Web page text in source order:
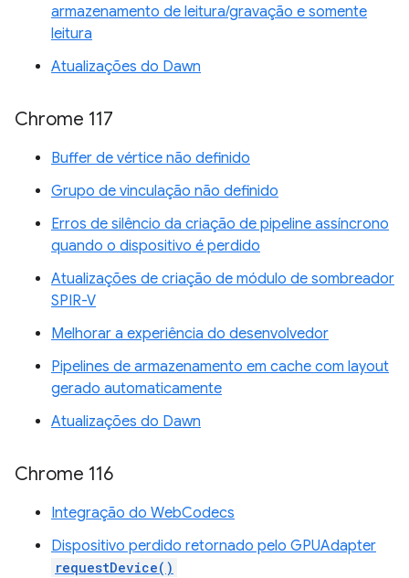
armazenamento de leitura/gravação e somente
leitura
Atualizações do Dawn
Chrome 117
Buffer de vértice não definido
Grupo de vinculação não definido
Erros de silêncio da criação de pipeline assíncrono
quando o dispositivo é perdido
Atualizações de criação de módulo de sombreador
SPIR-V
Melhorar a experiência do desenvolvedor
Pipelines de armazenamento em cache com layout
gerado automaticamente
Atualizações do Dawn
Chrome 116
Integração do WebCodecs
Dispositivo perdido retornado pelo GPUAdapter
requestDevice()